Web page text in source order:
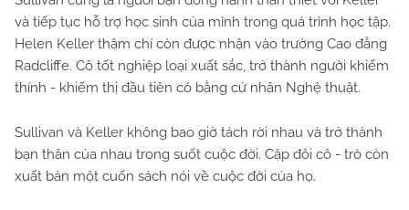
và tiếp tục hỗ trợ học sinh của mình trong quá trình học tập.
Helen Keller thậm chí còn được nhận vào trường Cao đẳng
Radcliffe. Cô tốt nghiệp loại xuất sắc, trở thành người khiếm
thính - khiếm thị đầu tiên có bằng cử nhân Nghệ thuật.
Sullivan và Keller không bao giờ tách rời nhau và trở thành
bạn thân của nhau trong suốt cuộc đời. Cặp đôi cô - trò còn
xuất bản một cuốn sách nói về cuộc đời của họ.